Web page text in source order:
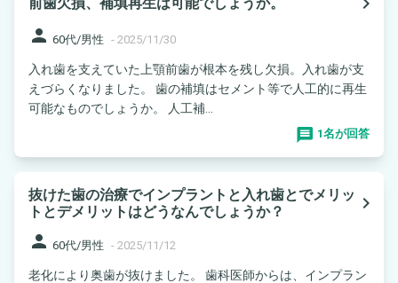
前歯欠損、補填再生は可能でしょうか。
person 60代/男性 - 2025/11/30
入れ歯を支えていた上顎前歯が根本を残し欠損。入れ歯が支
えづらくなりました。 歯の補填はセメント等で人工的に再生
可能なものでしょうか。 人工補...
1名が回答
抜けた歯の治療でインプラントと入れ歯とでメリッ
トとデメリットはどうなんでしょうか？
navigate_next
person 60代/男性 - 2025/11/12
老化により奥歯が抜けました。 歯科医師からは、インプラン